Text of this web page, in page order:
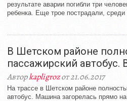
результате аварии погибли три
ребенка. Еще трое пострадали, среди
В Шетском районе
пассажирский автобус.
Авторkapligrozот 21.06.2017
На трассе в Шетском районе
автобус. Машина загорелась прямо